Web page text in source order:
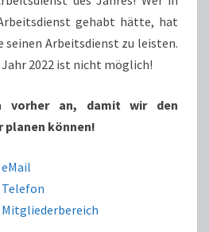
gehabt hätte, hat
seinen Arbeitsdienst zu leisten.
Jahr 2022 ist nicht möglich!
vorher an, damit wir den
planen können!